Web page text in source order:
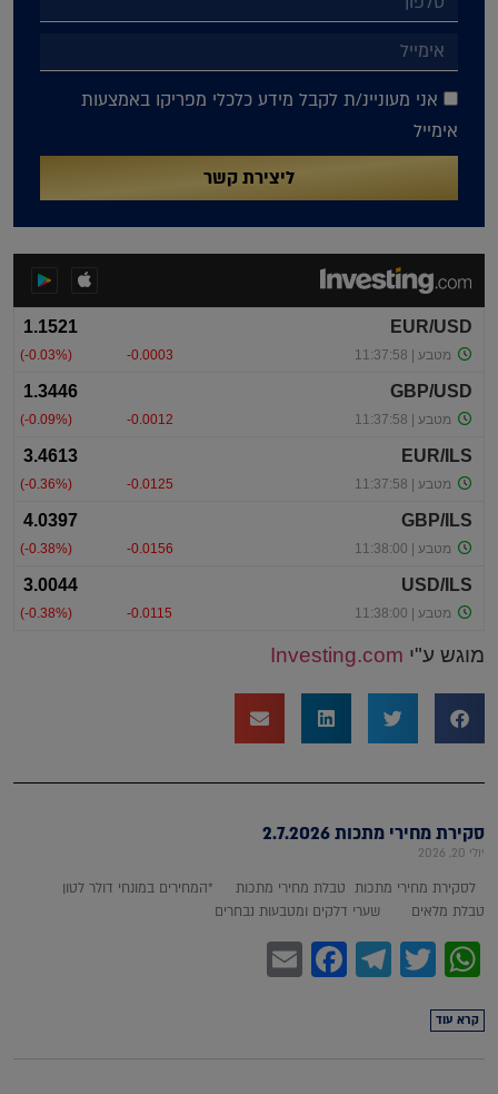
אני מעוניינ/ת לקבל מידע כלכלי מפריקו באמצעות
אימייל
ליצירת קשר
מוגש ע"י Investing.com
סקירת מחירי מתכות 2.7.2026
יולי 20, 2026
לסקירת מחירי מתכות טבלת מחירי מתכות *המחירים במונחי דולר לטון
טבלת מלאים שערי דלקים ומטבעות נבחרים
WhatsApp
Twitter
Telegram
Facebook
קרא עוד